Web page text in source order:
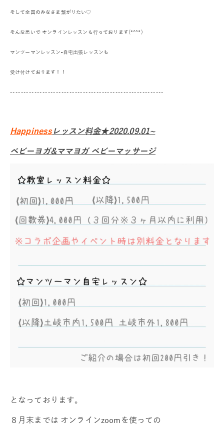
そして全国のみなさま繋がり たい♡
そんな思いで オンラインレッスンも行っております(*^^*)
マンツーマンレッスン▪自宅出張レッスンも
受け付けております！！
---------------------------------------------------------
Happinessレッスン料金★2020.09.01~
ベビーヨガ&ママヨガ ベビーマッサージ
となっております。
８月末までは オンラインzoomを使っての